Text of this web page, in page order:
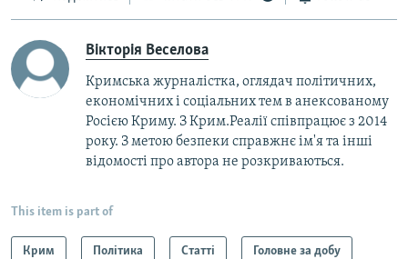
Вікторія Веселова
Кримська журналістка, оглядач політичних,
економічних і соціальних тем в анексованому
Росією Криму. З Крим.Реалії співпрацює з 2014
року. З метою безпеки справжнє ім'я та інші
відомості про автора не розкриваються.
This item is part of
Крим Політика Статті Головне за добу